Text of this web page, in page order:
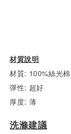
材質說明
材質: 100%絲光棉
彈性: 超好
厚度: 薄
洗滌建議